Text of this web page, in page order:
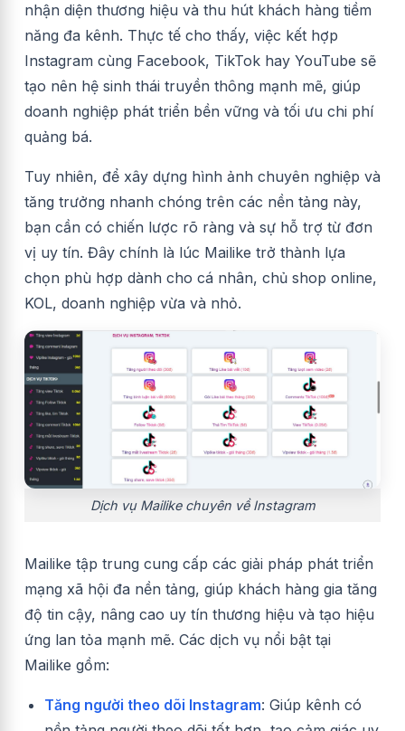
nhận diện thương hiệu và thu hút khách hàng tiềm
năng đa kênh. Thực tế cho thấy, việc kết hợp
Instagram cùng Facebook, TikTok hay YouTube sẽ
tạo nên hệ sinh thái truyền thông mạnh mẽ, giúp
doanh nghiệp phát triển bền vững và tối ưu chi phí
quảng bá.
Tuy nhiên, để xây dựng hình ảnh chuyên nghiệp và
tăng trưởng nhanh chóng trên các nền tảng này,
bạn cần có chiến lược rõ ràng và sự hỗ trợ từ đơn
vị uy tín. Đây chính là lúc Mailike trở thành lựa
chọn phù hợp dành cho cá nhân, chủ shop online,
KOL, doanh nghiệp vừa và nhỏ.
Dịch vụ Mailike chuyên về Instagram
Mailike tập trung cung cấp các giải pháp phát triển
mạng xã hội đa nền tảng, giúp khách hàng gia tăng
độ tin cậy, nâng cao uy tín thương hiệu và tạo hiệu
ứng lan tỏa mạnh mẽ. Các dịch vụ nổi bật tại
Mailike gồm:
Tăng người theo dõi Instagram: Giúp kênh có